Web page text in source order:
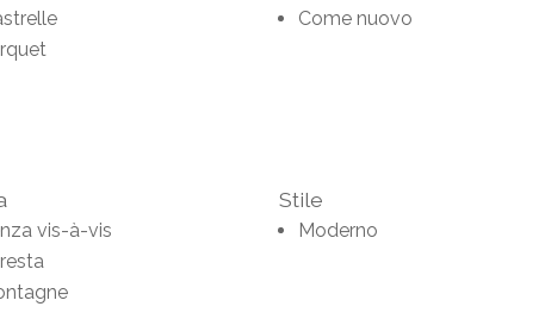
Come nuovo
vis-à-vis
Stile
Moderno